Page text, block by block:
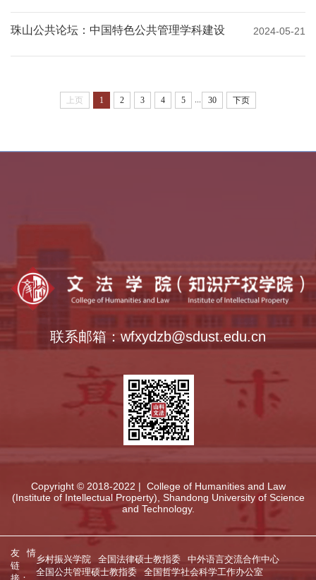
珠山公共论坛：中国特色公共管理学科建设 2024-05-21
上页 1 2 3 4 5 30 下页
全国哲学社会科学工作办公室
联系邮箱：wfxydzb@sdust.edu.cn
Copyright © 2018-2022 | College of Humanities and Law
(Institute of Intellectual Property), Shandong University of Science
and Technology.
友情
链
乡村振兴学院 全国法律硕士教指委
中外语言交流合作中心
全国公共管理硕士教指委
全国哲学社会科学工作办公室